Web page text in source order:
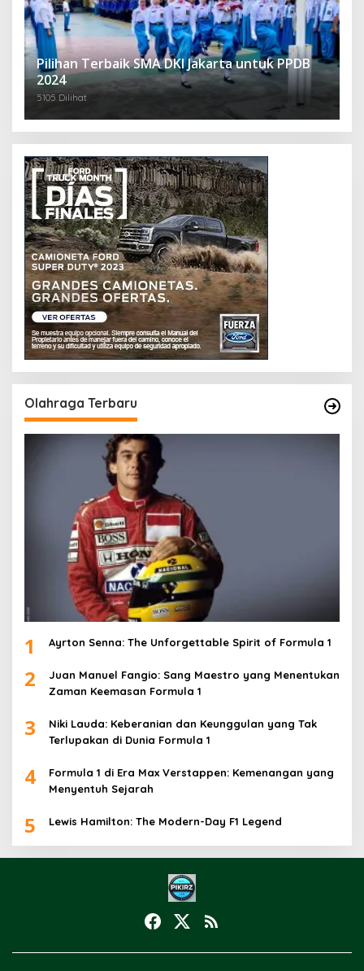
Pilihan Terbaik SMA DKI Jakarta untuk PPDB
2024
5105 Dilihat
Olahraga Terbaru
1 Ayrton Senna: The Unforgettable Spirit of Formula 1
2
Juan Manuel Fangio: Sang Maestro yang Menentukan
Zaman Keemasan Formula 1
3
Niki Lauda: Keberanian dan Keunggulan yang Tak
Terlupakan di Dunia Formula 1
4
Formula 1 di Era Max Verstappen: Kemenangan yang
Menyentuh Sejarah
5 Lewis Hamilton: The Modern-Day F1 Legend